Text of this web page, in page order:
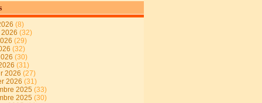
(8)
(32)
(29)
(32)
(30)
(31)
2026 (27)
2026 (31)
2025 (33)
2025 (30)